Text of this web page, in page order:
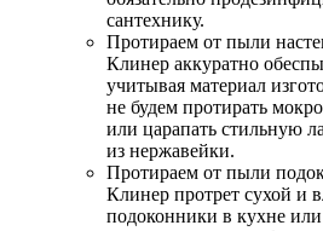
сантехнику.
Протираем от пыли
Клинер аккуратно
учитывая материал
не будем протирать
или царапать стильную
из нержавейки.
Протираем от пыли
Клинер протрет сухой и
подоконники в кухне